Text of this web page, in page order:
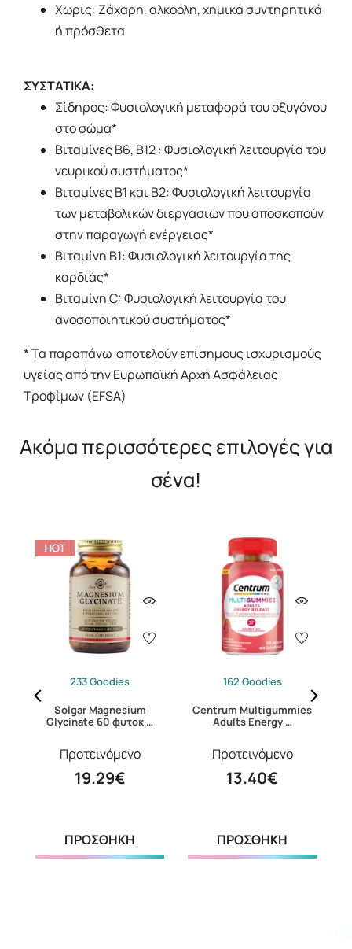
Χωρίς: Ζάχαρη, αλκοόλη, χημικά συντηρητικά
ή πρόσθετα
ΣΥΣΤΑΤΙΚΑ:
Σίδηρος: Φυσιολογική μεταφορά του οξυγόνου
στο σώμα*
Βιταμίνες Β6, Β12 : Φυσιολογική λειτουργία του
νευρικού συστήματος*
Βιταμίνες Β1 και Β2: Φυσιολογική λειτουργία
των μεταβολικών διεργασιών που αποσκοπούν
στην παραγωγή ενέργειας*
Βιταμίνη Β1: Φυσιολογική λειτουργία της
καρδιάς*
Βιταμίνη C: Φυσιολογική λειτουργία του
ανοσοποιητικού συστήματος*
* Τα παραπάνω αποτελούν επίσημους ισχυρισμούς
υγείας από την Eυρωπαϊκή Αρχή Ασφάλειας
Τροφίμων (EFSA)
Ακόμα περισσότερες επιλογές για
σένα!
233 Goodies
Solgar Magnesium
Glycinate 60 φυτοκ …
Προτεινόμενο
19.29€
ΠΡΟΣΘΗΚΗ
162 Goodies
Centrum Multigummies
Adults Energy …
Προτεινόμενο
13.40€
ΠΡΟΣΘΗΚΗ